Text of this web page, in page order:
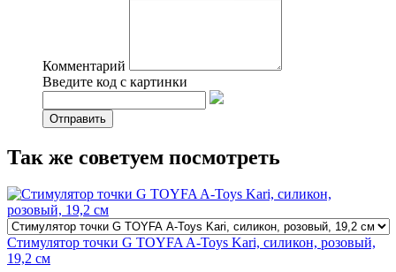
Комментарий
Введите код с картинки
Так же советуем посмотреть
Стимулятор точки G TOYFA A-Toys Kari, силикон, розовый,
19,2 см